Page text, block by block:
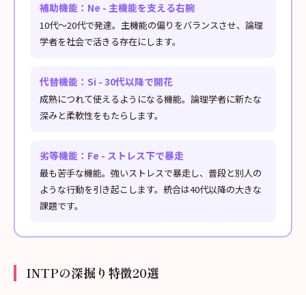
補助機能：Ne - 主機能を支える右腕
10代〜20代で発達。主機能の偏りをバランスさせ、論理
学者を社会で活きる存在にします。
代替機能：Si - 30代以降で開花
成熟につれて使えるようになる機能。論理学者に新たな
深みと柔軟性をもたらします。
劣等機能：Fe - ストレス下で暴走
最も苦手な機能。強いストレスで暴走し、普段と別人の
ような行動を引き起こします。統合は40代以降の大きな
課題です。
INTPの深掘り特徴20選